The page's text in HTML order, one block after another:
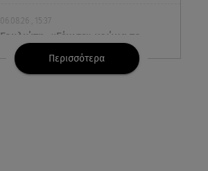
06.08.26 , 15:37
Γουλιώτη: «Γέμισε» χρώμα το
Instagram της από το
WorldPride στο Άμστερνταμ
Περισσότερα